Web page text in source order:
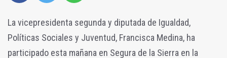
La vicepresidenta segunda y diputada de Igualdad,
Políticas Sociales y Juventud, Francisca Medina, ha
participado esta mañana en Segura de la Sierra en la